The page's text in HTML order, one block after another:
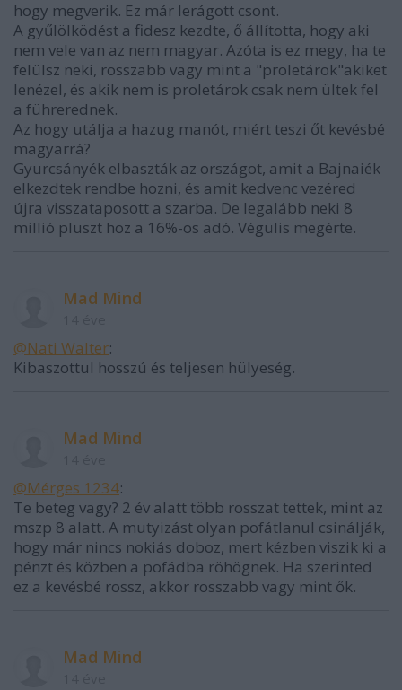
hogy megverik. Ez már lerágott csont.
A gyűlölködést a fidesz kezdte, ő állította, hogy aki
nem vele van az nem magyar. Azóta is ez megy, ha te
felülsz neki, rosszabb vagy mint a "proletárok"akiket
lenézel, és akik nem is proletárok csak nem ültek fel
a führerednek.
Az hogy utálja a hazug manót, miért teszi őt kevésbé
magyarrá?
Gyurcsányék elbaszták az országot, amit a Bajnaiék
elkezdtek rendbe hozni, és amit kedvenc vezéred
újra visszataposott a szarba. De legalább neki 8
millió pluszt hoz a 16%-os adó. Végülis megérte.
Mad Mind
@Nati Walter:
Kibaszottul hosszú és teljesen hülyeség.
Mad Mind
@Mérges 1234:
Te beteg vagy? 2 év alatt több rosszat tettek, mint az
mszp 8 alatt. A mutyizást olyan pofátlanul csinálják,
hogy már nincs nokiás doboz, mert kézben viszik ki a
pénzt és közben a pofádba röhögnek. Ha szerinted
ez a kevésbé rossz, akkor rosszabb vagy mint ők.
Mad Mind